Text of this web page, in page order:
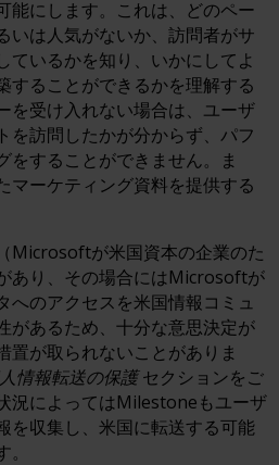
能にします。これは、どのペー
いは人気がないか、訪問者がサ
ているかを知り、いかにしてよ
することができるかを理解する
を受け入れない場合は、ユーザ
を訪問したかが分からず、パフ
をすることができません。ま
マーケティング資料を提供する
Microsoftが米国資本の企業のた
あり、その場合にはMicrosoftが
へのアクセスを米国情報コミュ
があるため、十分な意思決定が
置が取られないことがありま
情報転送の保護 セクションをご
況によってはMilestoneもユーザ
を収集し、米国に転送する可能